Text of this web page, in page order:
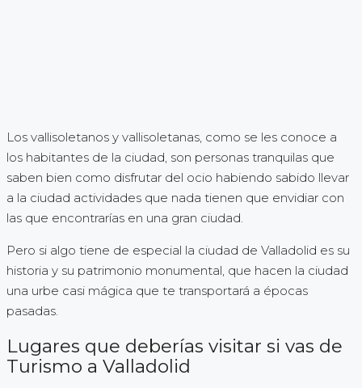
Los vallisoletanos y vallisoletanas, como se les conoce a
los habitantes de la ciudad, son personas tranquilas que
saben bien como disfrutar del ocio habiendo sabido llevar
a la ciudad actividades que nada tienen que envidiar con
las que encontrarías en una gran ciudad.
Pero si algo tiene de especial la ciudad de Valladolid es su
historia y su patrimonio monumental, que hacen la ciudad
una urbe casi mágica que te transportará a épocas
pasadas.
Lugares que deberías visitar si vas de
Turismo a Valladolid